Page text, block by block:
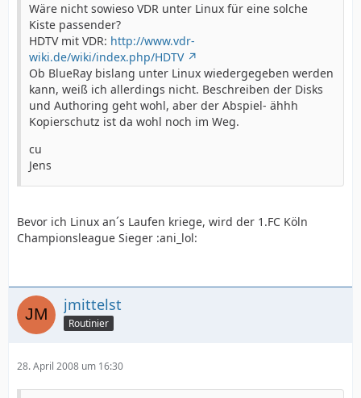
Wäre nicht sowieso VDR unter Linux für eine solche
Kiste passender?
HDTV mit VDR: http://www.vdr-
wiki.de/wiki/index.php/HDTV
Ob BlueRay bislang unter Linux wiedergegeben werden
kann, weiß ich allerdings nicht. Beschreiben der Disks
und Authoring geht wohl, aber der Abspiel- ähhh
Kopierschutz ist da wohl noch im Weg.
cu
Jens
Bevor ich Linux an´s Laufen kriege, wird der 1.FC Köln
Championsleague Sieger :ani_lol:
jmittelst
Routinier
28. April 2008 um 16:30